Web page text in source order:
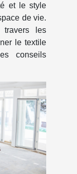
et le style
de vie.
les
le textile
conseils